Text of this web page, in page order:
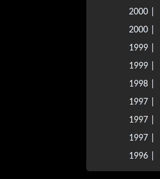
2000 |
2000 |
1999 |
1999 |
1998 |
1997 |
1997 |
1997 |
1996 |